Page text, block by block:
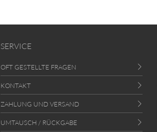
SERVICE
OFT GESTELLTE FRAGEN
KONTAKT
ZAHLUNG UND VERSAND
UMTAUSCH / RÜCKGABE